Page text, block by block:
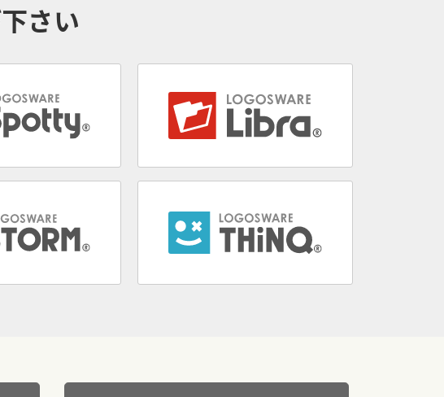
さい